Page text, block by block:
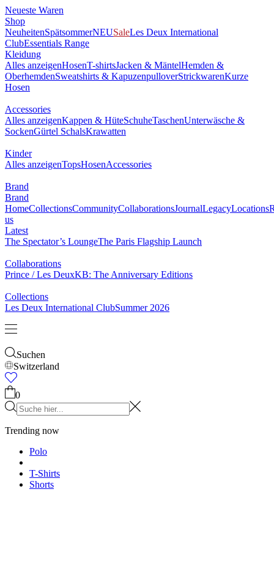
Neueste Waren
Shop
NeuheitenSpätsommerNEUSaleLes Deux International
ClubEssentials Range
Kleidung
Alles anzeigenHosenT-shirtsJacken & MäntelHemden &
OberhemdenSweatshirts & KapuzenpulloverStrickwarenKurze
Hosen
Accessories
Alles anzeigenKappen & HüteSchuheTaschenUnterwäsche &
SockenGürtel SchalsKrawatten
Kinder
Alles anzeigenTopsHosenAccessories
Brand
Brand
HomeCollectionsCommunityCollaborationsJournalLegacyLocations
us
Latest
The Spectator’s LoungeThe Paris Flagship Launch
Collaborations
Prince / Les DeuxKB: The Anniversary Editions
Collections
Les Deux International ClubSummer 2026
Suchen
Switzerland
0
Trending now
Polo
T-Shirts
Shorts